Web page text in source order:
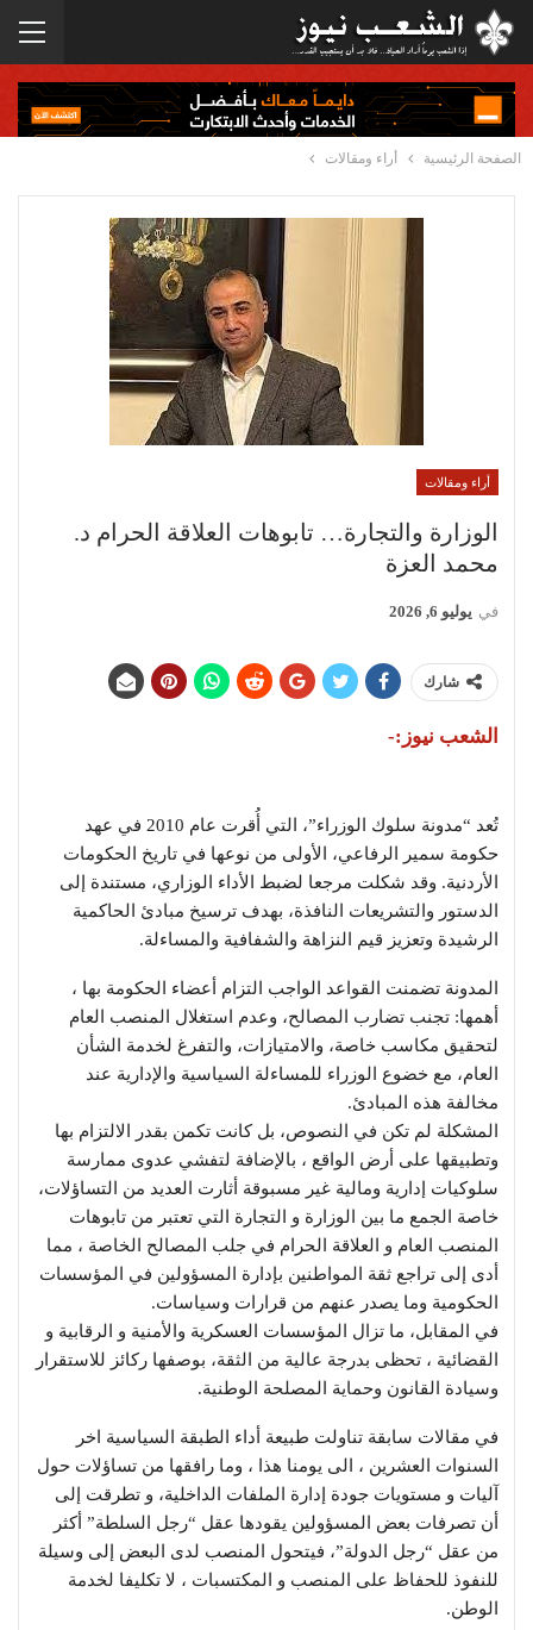
الصفحة الرئيسية أراء ومقالات
أراء ومقالات
الوزارة والتجارة… تابوهات العلاقة الحرام د.
محمد العزة
في يوليو 6, 2026
شارك
الشعب نيوز:-
تُعد “مدونة سلوك الوزراء”، التي أُقرت عام 2010 في عهد
حكومة سمير الرفاعي، الأولى من نوعها في تاريخ الحكومات
الأردنية. وقد شكلت مرجعا لضبط الأداء الوزاري، مستندة إلى
الدستور والتشريعات النافذة، بهدف ترسيخ مبادئ الحاكمية
الرشيدة وتعزيز قيم النزاهة والشفافية والمساءلة.
المدونة تضمنت القواعد الواجب التزام أعضاء الحكومة بها ،
أهمها: تجنب تضارب المصالح، وعدم استغلال المنصب العام
لتحقيق مكاسب خاصة، والامتيازات، والتفرغ لخدمة الشأن
العام، مع خضوع الوزراء للمساءلة السياسية والإدارية عند
مخالفة هذه المبادئ.
المشكلة لم تكن في النصوص، بل كانت تكمن بقدر الالتزام بها
وتطبيقها على أرض الواقع ، بالإضافة لتفشي عدوى ممارسة
سلوكيات إدارية ومالية غير مسبوقة أثارت العديد من التساؤلات،
خاصة الجمع ما بين الوزارة و التجارة التي تعتبر من تابوهات
المنصب العام و العلاقة الحرام في جلب المصالح الخاصة ، مما
أدى إلى تراجع ثقة المواطنين بإدارة المسؤولين في المؤسسات
الحكومية وما يصدر عنهم من قرارات وسياسات.
في المقابل، ما تزال المؤسسات العسكرية والأمنية و الرقابية و
القضائية ، تحظى بدرجة عالية من الثقة، بوصفها ركائز للاستقرار
وسيادة القانون وحماية المصلحة الوطنية.
في مقالات سابقة تناولت طبيعة أداء الطبقة السياسية اخر
السنوات العشرين ، الى يومنا هذا ، وما رافقها من تساؤلات حول
آليات و مستويات جودة إدارة الملفات الداخلية، و تطرقت إلى
أن تصرفات بعض المسؤولين يقودها عقل “رجل السلطة” أكثر
من عقل “رجل الدولة”، فيتحول المنصب لدى البعض إلى وسيلة
للنفوذ للحفاظ على المنصب و المكتسبات ، لا تكليفا لخدمة
الوطن.